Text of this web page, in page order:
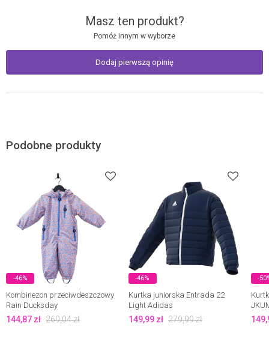
Masz ten produkt?
Pomóż innym w wyborze
Dodaj pierwszą opinię
Podobne produkty
-46%
Kombinezon przeciwdeszczowy
Rain Ducksday
144,87 zł 269,04zł
-46%
Kurtka juniorska Entrada 22
Light Adidas
149,99zł 279,99zł
-